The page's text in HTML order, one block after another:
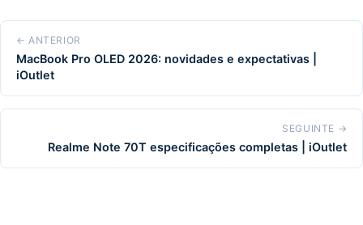
← ANTERIOR
MacBook Pro OLED 2026: novidades e expectativas |
iOutlet
SEGUINTE →
Realme Note 70T especificações completas | iOutlet